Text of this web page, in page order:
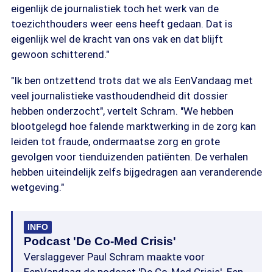
eigenlijk de journalistiek toch het werk van de
toezichthouders weer eens heeft gedaan. Dat is
eigenlijk wel de kracht van ons vak en dat blijft
gewoon schitterend."
"Ik ben ontzettend trots dat we als EenVandaag met
veel journalistieke vasthoudendheid dit dossier
hebben onderzocht", vertelt Schram. "We hebben
blootgelegd hoe falende marktwerking in de zorg kan
leiden tot fraude, ondermaatse zorg en grote
gevolgen voor tienduizenden patiënten. De verhalen
hebben uiteindelijk zelfs bijgedragen aan veranderende
wetgeving."
INFO
Podcast 'De Co-Med Crisis'
Verslaggever Paul Schram maakte voor